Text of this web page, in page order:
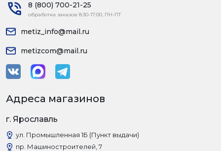
8 (800) 700-21-25
обработка заказов 8:30-17:00, ПН-ПТ
metiz_info@mail.ru
metizcom@mail.ru
Адреса магазинов
г. Ярославль
ул. Промышленная 1Б (Пункт выдачи)
пр. Машиностроителей, 7